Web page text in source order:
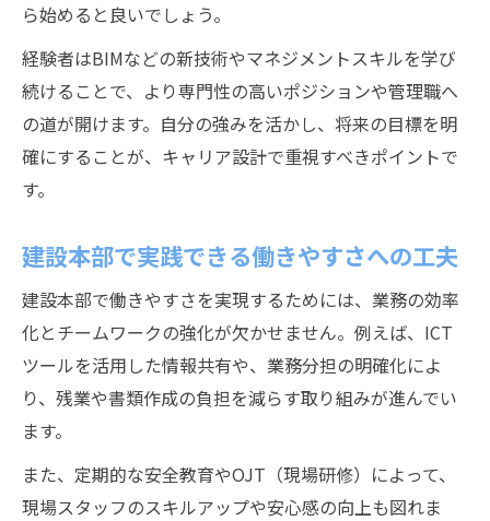
ら始めると良いでしょう。
経験者はBIMなどの新技術やマネジメントスキルを学び
続けることで、より専門性の高いポジションや管理職へ
の道が開けます。自分の強みを活かし、将来の目標を明
確にすることが、キャリア設計で重視すべきポイントで
す。
建設本部で実践できる働きやすさへの工夫
建設本部で働きやすさを実現するためには、業務の効率
化とチームワークの強化が欠かせません。例えば、ICT
ツールを活用した情報共有や、業務分担の明確化によ
り、残業や書類作成の負担を減らす取り組みが進んでい
ます。
また、定期的な安全教育やOJT（現場研修）によって、
現場スタッフのスキルアップや安心感の向上も図れま